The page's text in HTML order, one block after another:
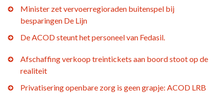
Minister zet vervoerregioraden buitenspel bij
besparingen De Lijn
De ACOD steunt het personeel van Fedasil.
Afschaffing verkoop treintickets aan boord stoot op de
realiteit
Privatisering openbare zorg is geen grapje: ACOD LRB